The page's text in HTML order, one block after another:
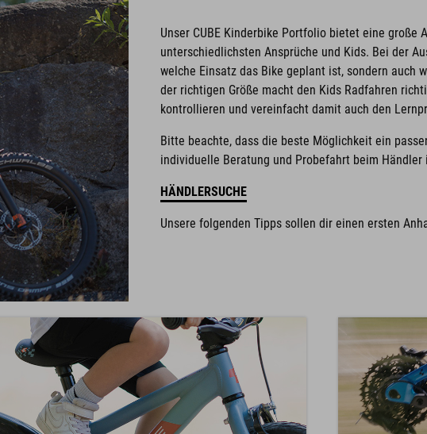
Unser CUBE Kinderbike Portfolio bietet eine große
unterschiedlichsten Ansprüche und Kids. Bei der
welche Einsatz das Bike geplant ist, sondern auch
der richtigen Größe macht den Kids Radfahren
kontrollieren und vereinfacht damit auch den
Bitte beachte, dass die beste Möglichkeit ein
individuelle Beratung und Probefahrt beim Händler
HÄNDLERSUCHE
Unsere folgenden Tipps sollen dir einen ersten